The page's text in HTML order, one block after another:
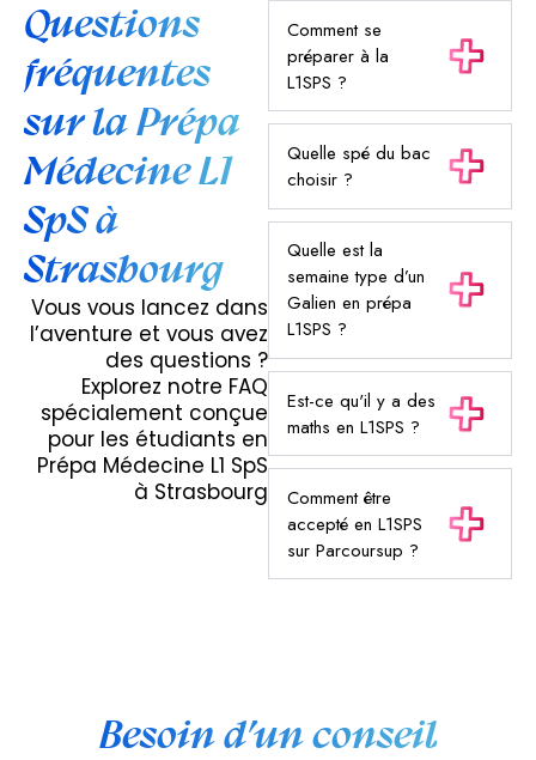
Questions
fréquentes
sur la Prépa
Médecine L1
SpS à
Strasbourg
Vous vous lancez dans
l’aventure et vous avez
des questions ?
Explorez notre FAQ
spécialement conçue
pour les étudiants en
Prépa Médecine L1 SpS
à Strasbourg
Comment se
préparer à la
L1SPS ?
Quelle spé du bac
choisir ?
Quelle est la
semaine type d’un
Galien en prépa
L1SPS ?
Est-ce qu'il y a des
maths en L1SPS ?
Comment être
accepté en L1SPS
sur Parcoursup ?
Besoin d’un conseil